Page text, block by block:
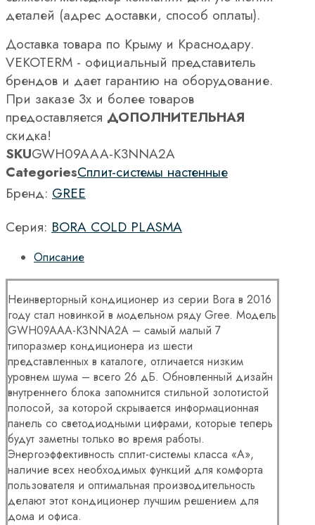
деталей (адрес доставки, способ оплаты).
Доставка товара по Крыму и Краснодару.
VEKOTERM - официальный представитель
брендов и дает гарантию на оборудование.
При заказе 3х и более товаров
предоставляется ДОПОЛНИТЕЛЬНАЯ
скидка!
SKUGWH09AAA-K3NNA2A
CategoriesСплит-системы настенные
Бренд: GREE
Серия: BORA COLD PLASMA
Описание
Неинверторный кондиционер из серии Bora в 2016
году стал новинкой в модельном ряду Gree. Модель
GWH09AAA-K3NNA2A – самый малый 7
типоразмер кондиционера из шести
представленных в каталоге, отличается низким
уровнем шума – всего 26 дБ. Обновленный дизайн
внутреннего блока запомнится стильной золотистой
полосой, за которой скрывается информационная
панель со светодиодными цифрами, которые теперь
будут заметны только во время работы.
Энергоэффективность сплит-системы класса «А»,
наличие всех необходимых функций для комфорта
пользователя и оптимальная производительность
делают этот кондиционер лучшим решением для
дома и офиса.